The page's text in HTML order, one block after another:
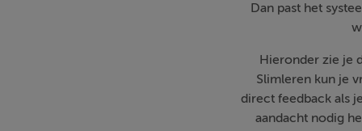
Dan past het
Hieronder zie je
Slimleren kun je
direct feedback als
aandacht nodig